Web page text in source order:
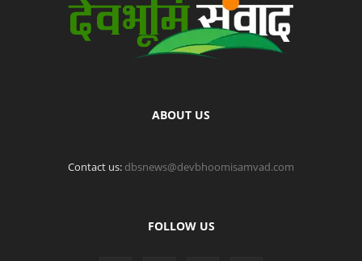
ABOUT US
Contact us: dbsnews@devbhoomisamvad.com
FOLLOW US